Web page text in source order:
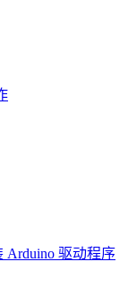
Arduino 驱动程序